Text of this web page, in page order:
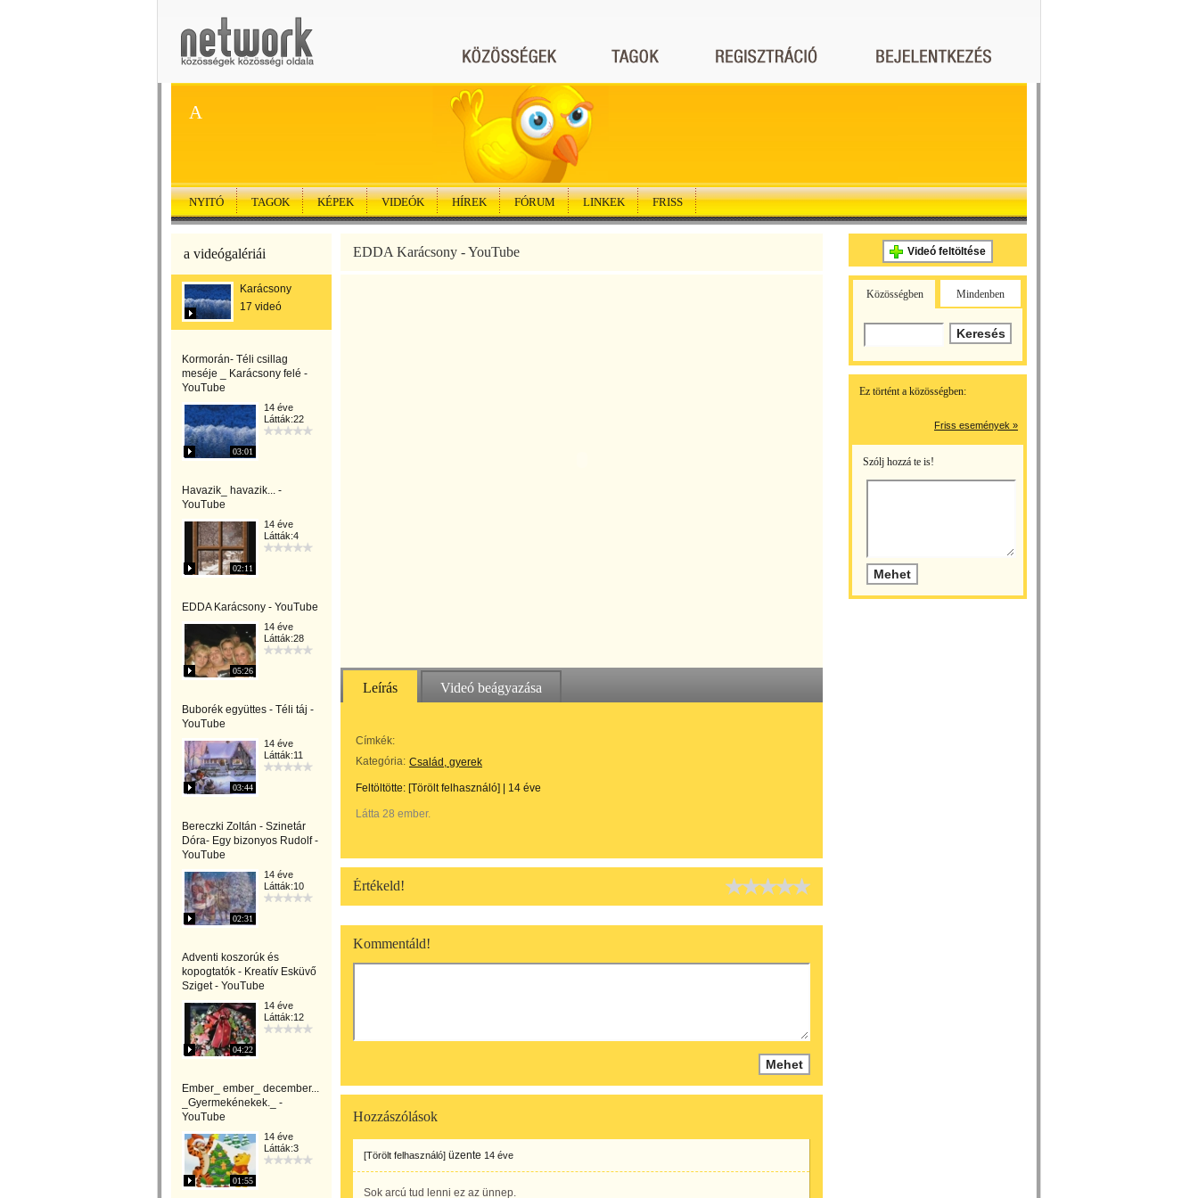
A
NYITÓ TAGOK KÉPEK VIDEÓK HÍREK FÓRUM LINKEK FRISS
a videógalériái
Karácsony
17 videó
Kormorán- Téli csillag
meséje _ Karácsony felé -
YouTube
03:01
14 éve
Látták:22
Havazik_ havazik... -
YouTube
02:11
14 éve
Látták:4
EDDA Karácsony - YouTube
05:26
14 éve
Látták:28
Buborék együttes - Téli táj -
YouTube
03:44
14 éve
Látták:11
Bereczki Zoltán - Szinetár
Dóra- Egy bizonyos Rudolf -
YouTube
02:31
14 éve
Látták:10
Adventi koszorúk és
kopogtatók - Kreatív Esküvő
Sziget - YouTube
04:22
14 éve
Látták:12
Ember_ ember_ december...
_Gyermekénekek._ -
YouTube
01:55
14 éve
Látták:3
EDDA Karácsony - YouTube
Leírás Videó beágyazása
Címkék:
Kategória: Család, gyerek
Feltöltötte: [Törölt felhasználó] 14 éve
Látta 28 ember.
Értékeld!
Kommentáld!
Hozzászólások
[Törölt felhasználó] üzente 14 éve
Sok arcú tud lenni ez az ünnep.
Videó feltöltése
Közösségben Mindenben
Ez történt a közösségben:
Friss események »
Szólj hozzá te is!